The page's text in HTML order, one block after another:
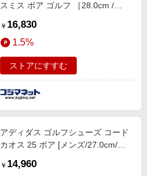
スミス ボア ゴルフ ［28.0cm /
ーン NQX25
￥ 16,830
1.5%
ストアにすすむ
アディダス ゴルフシューズ コード
カオス 25 ボア [メンズ/27.0cm/
ック×カレッジネイビー
￥ 14,960